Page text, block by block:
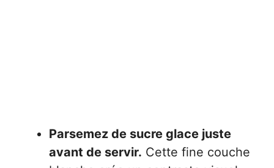
Parsemez de sucre glace juste
avant de servir. Cette fine couche